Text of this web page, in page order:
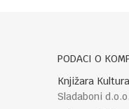
PODACI O
Knjižara Kultura
Sladaboni d.o.o.